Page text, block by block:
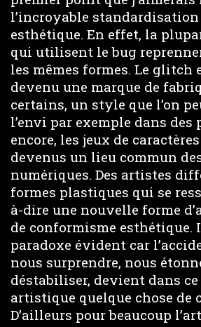
l’incroyable standardisation
esthétique. En effet, la
qui utilisent le bug
les mêmes formes. Le glitch
devenu une marque de
certains, un style que l’on
l’envi par exemple dans des
encore, les jeux de
devenus un lieu commun
numériques. Des artistes
formes plastiques qui se
à-dire une nouvelle forme
de conformisme esthétique.
paradoxe évident car
nous surprendre, nous
déstabiliser, devient dans ce
artistique quelque chose de
D’ailleurs pour beaucoup